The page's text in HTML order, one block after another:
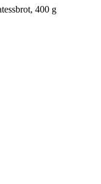
400 g